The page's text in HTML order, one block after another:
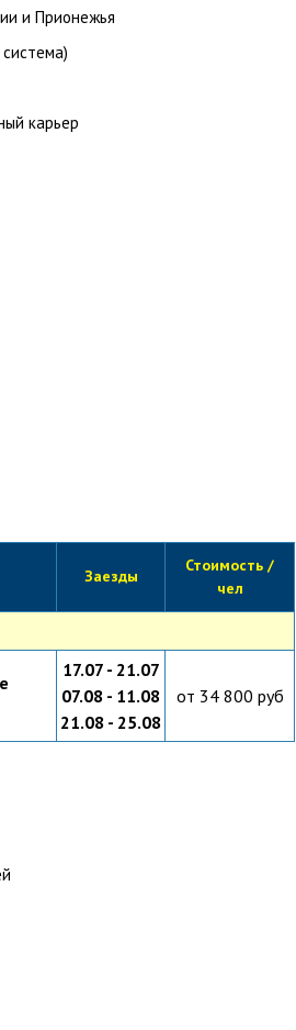
и Прионежья
карьер
Заезды
Стоимость /
чел
17.07 - 21.07
07.08 - 11.08
21.08 - 25.08
от 34 800 руб